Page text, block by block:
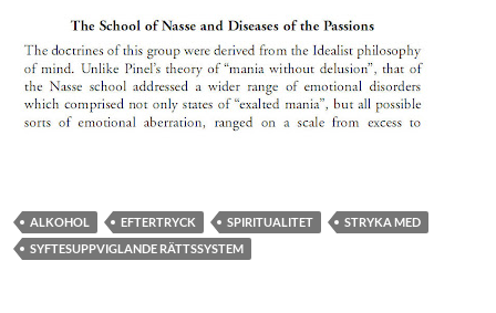
ALKOHOL EFTERTRYCK SPIRITUALITET
STRYKA MED
SYFTESUPPVIGLANDE RÄTTSSYSTEM